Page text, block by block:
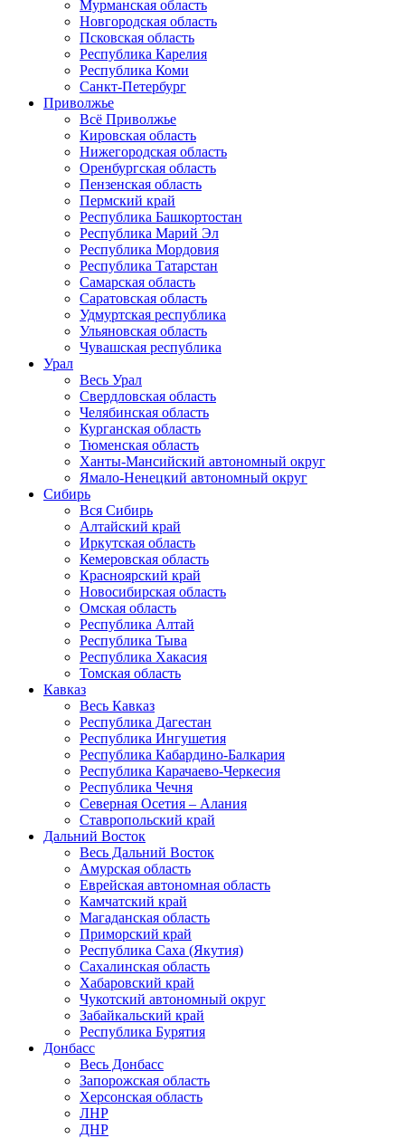
Мурманская область
Новгородская область
Псковская область
Республика Карелия
Республика Коми
Санкт-Петербург
Приволжье
Всё Приволжье
Кировская область
Нижегородская область
Оренбургская область
Пензенская область
Пермский край
Республика Башкортостан
Республика Марий Эл
Республика Мордовия
Республика Татарстан
Самарская область
Саратовская область
Удмуртская республика
Ульяновская область
Чувашская республика
Урал
Весь Урал
Свердловская область
Челябинская область
Курганская область
Тюменская область
Ханты-Мансийский автономный округ
Ямало-Ненецкий автономный округ
Сибирь
Вся Сибирь
Алтайский край
Иркутская область
Кемеровская область
Красноярский край
Новосибирская область
Омская область
Республика Алтай
Республика Тыва
Республика Хакасия
Томская область
Кавказ
Весь Кавказ
Республика Дагестан
Республика Ингушетия
Республика Кабардино-Балкария
Республика Карачаево-Черкесия
Республика Чечня
Северная Осетия – Алания
Ставропольский край
Дальний Восток
Весь Дальний Восток
Амурская область
Еврейская автономная область
Камчатский край
Магаданская область
Приморский край
Республика Саха (Якутия)
Сахалинская область
Хабаровский край
Чукотский автономный округ
Забайкальский край
Республика Бурятия
Донбасс
Весь Донбасс
Запорожская область
Херсонская область
ЛНР
ДНР